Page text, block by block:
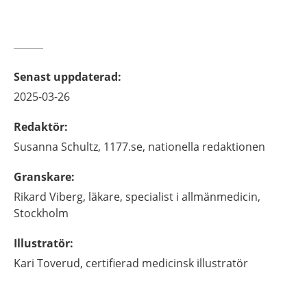
Senast uppdaterad:
2025-03-26
Redaktör:
Susanna Schultz, 1177.se, nationella redaktionen
Granskare:
Rikard Viberg, läkare, specialist i allmänmedicin,
Stockholm
Illustratör:
Kari Toverud, certifierad medicinsk illustratör